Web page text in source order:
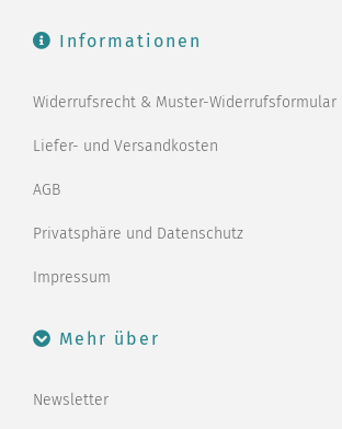
Informationen
Widerrufsrecht & Muster-Widerrufsformular
Liefer- und Versandkosten
AGB
Privatsphäre und Datenschutz
Impressum
Mehr über
Newsletter